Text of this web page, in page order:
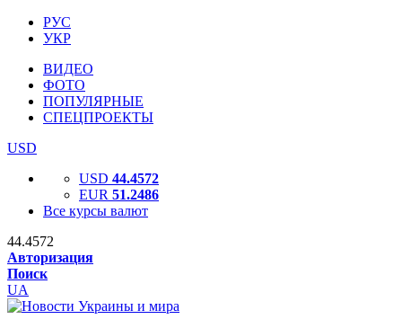
РУС
УКР
ВИДЕО
ФОТО
ПОПУЛЯРНЫЕ
СПЕЦПРОЕКТЫ
USD
USD 44.4572
EUR 51.2486
Все курсы валют
44.4572
Авторизация
Поиск
UA